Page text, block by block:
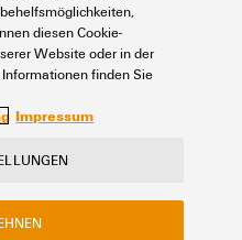
diesen Cookie-
Website oder in der
finden Sie
Impressum